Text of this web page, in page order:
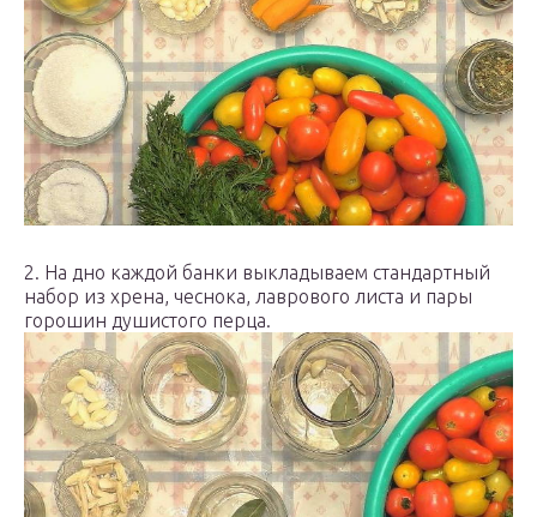
2. На дно каждой банки выкладываем стандартный
набор из хрена, чеснока, лаврового листа и пары
горошин душистого перца.